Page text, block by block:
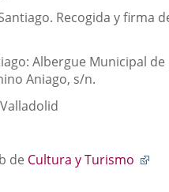
Recogida y firma
Albergue Municipal de
Aniago, s/n.
de Cultura y Turismo